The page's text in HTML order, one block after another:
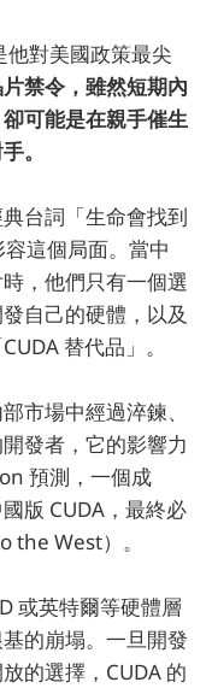
對美國政策最尖
禁令，雖然短期內
可能是在親手催生
。
台詞「生命會找到
這個局面。當中
，他們只有一個選
自己的硬體，以及
替代品」。
市場中經過淬鍊、
發者，它的影響力
預測，一個成
版 CUDA，最終必
the West）。
或英特爾等硬體層
的崩塌。一旦開發
的選擇，CUDA 的